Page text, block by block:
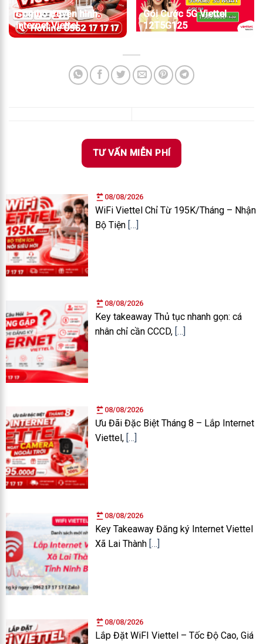
08/08/2026
WiFi Viettel Chỉ Từ 195K/Tháng – Nhận
Bộ Tiện […]
08/08/2026
Key takeaway Thủ tục nhanh gọn: cá
nhân chỉ cần CCCD, […]
08/08/2026
Ưu Đãi Đặc Biệt Tháng 8 – Lắp Internet
Viettel, […]
08/08/2026
Key Takeaway Đăng ký Internet Viettel
Xã Lai Thành […]
08/08/2026
Lắp Đặt WiFI Viettel – Tốc Độ Cao, Giá
Combo truyền hình
internet Viettel
Gói Cước 5G Viettel
12T5G125
TƯ VẤN MIỄN PHÍ